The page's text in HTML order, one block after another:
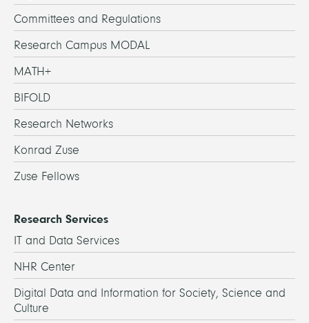
Committees and Regulations
Research Campus MODAL
MATH+
BIFOLD
Research Networks
Konrad Zuse
Zuse Fellows
Research Services
IT and Data Services
NHR Center
Digital Data and Information for Society, Science and
Culture